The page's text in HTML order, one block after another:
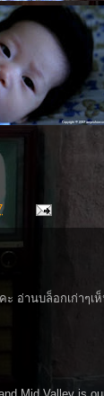
อ่านบล็อกเก่าๆเ